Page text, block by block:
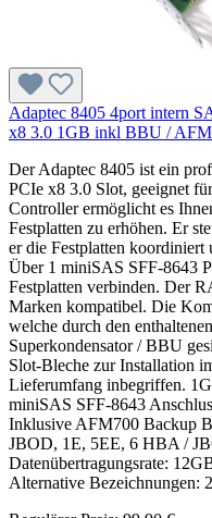
Adaptec 8405 4port intern
x8 3.0 1GB inkl BBU / AFM
Der Adaptec 8405 ist ein
PCIe x8 3.0 Slot, geeignet
Controller ermöglicht es
Festplatten zu erhöhen. Er
er die Festplatten koordiniert
Über 1 miniSAS SFF-8643
Festplatten verbinden. Der
Marken kompatibel. Die
welche durch den
Superkondensator / BBU
Slot-Bleche zur Installation
Lieferumfang inbegriffen.
miniSAS SFF-8643
Inklusive AFM700 Backup
JBOD, 1E, 5EE, 6 HBA /
Datenübertragungsrate:
Alternative Bezeichnungen: